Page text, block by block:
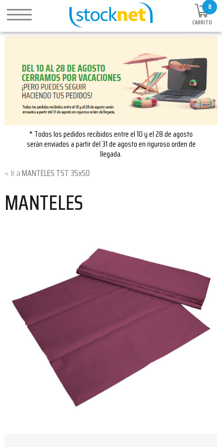
0
CARRITO
* Todos los pedidos recibidos entre el 10 y el 28 de agosto
serán enviados a partir del 31 de agosto en riguroso orden de
llegada.
MANTELES TST 35x50
MANTELES